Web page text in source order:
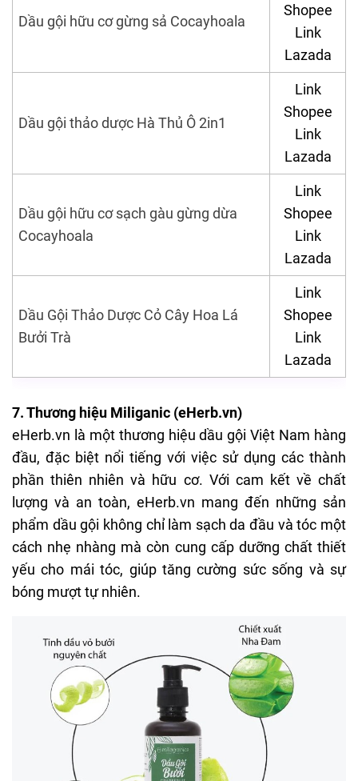
Dầu gội hữu cơ gừng sả Cocayhoala
Shopee
Link
Lazada
Dầu gội thảo dược Hà Thủ Ô 2in1
Link
Shopee
Link
Lazada
Dầu gội hữu cơ sạch gàu gừng dừa
Cocayhoala
Link
Shopee
Link
Lazada
Dầu Gội Thảo Dược Cỏ Cây Hoa Lá
Bưởi Trà
Link
Shopee
Link
Lazada
7. Thương hiệu Miliganic (eHerb.vn)
eHerb.vn là một thương hiệu dầu gội Việt Nam hàng
đầu, đặc biệt nổi tiếng với việc sử dụng các thành
phần thiên nhiên và hữu cơ. Với cam kết về chất
lượng và an toàn, eHerb.vn mang đến những sản
phẩm dầu gội không chỉ làm sạch da đầu và tóc một
cách nhẹ nhàng mà còn cung cấp dưỡng chất thiết
yếu cho mái tóc, giúp tăng cường sức sống và sự
bóng mượt tự nhiên.